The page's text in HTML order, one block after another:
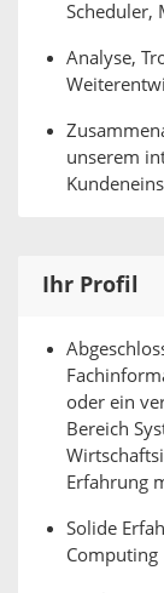
Scheduler,
Analyse,
unserem
Ihr Profil
oder ein
Bereich
Erfahrung
Solide
Computing